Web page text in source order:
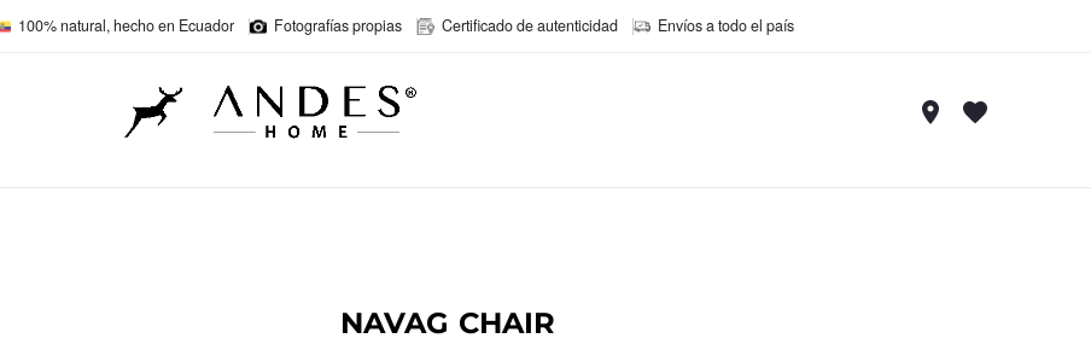
100% natural, hecho en Ecuador Fotografías propias Certificado de autenticidad Envíos a todo el país
NAVAG CHAIR